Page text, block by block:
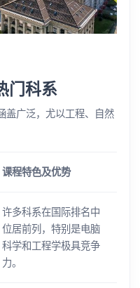
门科系
盖广泛，尤以工程、自然
课程特色及优势
许多科系在国际排名中
位居前列，特别是电脑
科学和工程学极具竞争
力。